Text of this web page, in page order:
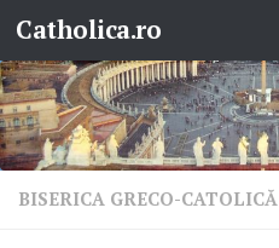
Skip to content
Catholica.ro
BISERICA GRECO-CATOLICĂ